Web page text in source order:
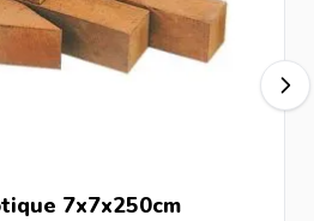
7x7x250cm